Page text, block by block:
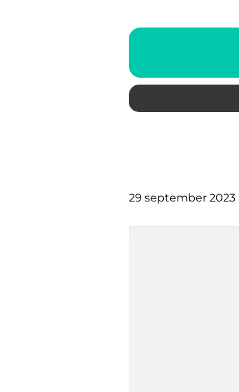
29 september 2023